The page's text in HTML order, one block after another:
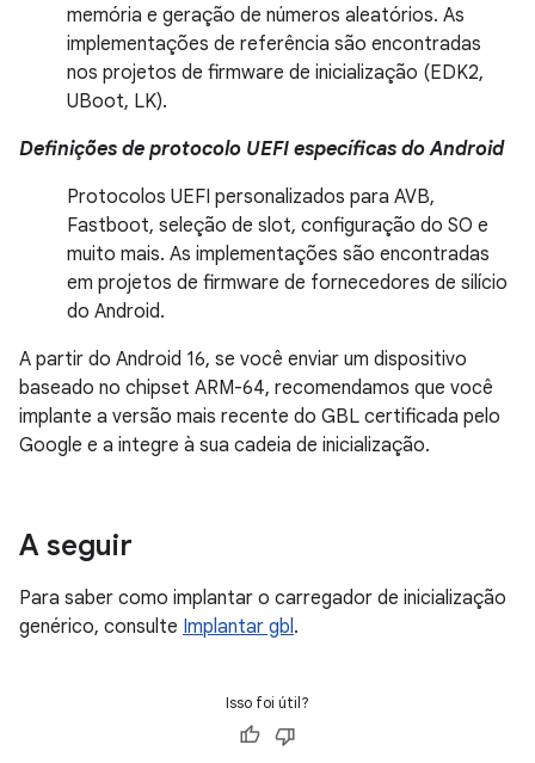
memória e geração de números aleatórios. As
implementações de referência são encontradas
nos projetos de firmware de inicialização (EDK2,
UBoot, LK).
Definições de protocolo UEFI específicas do Android
Protocolos UEFI personalizados para AVB,
Fastboot, seleção de slot, configuração do SO e
muito mais. As implementações são encontradas
em projetos de firmware de fornecedores de silício
do Android.
A partir do Android 16, se você enviar um dispositivo
baseado no chipset ARM-64, recomendamos que você
implante a versão mais recente do GBL certificada pelo
Google e a integre à sua cadeia de inicialização.
A seguir
Para saber como implantar o carregador de inicialização
genérico, consulte Implantar gbl.
Isso foi útil?